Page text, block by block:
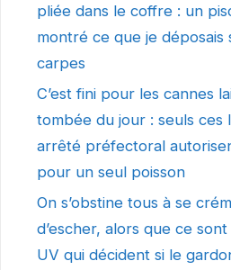
pliée dans le coffre : un
montré ce que je déposais
carpes
C’est fini pour les cannes
tombée du jour : seuls ces
arrêté préfectoral
pour un seul poisson
On s’obstine tous à se
d’escher, alors que ce
UV qui décident si le